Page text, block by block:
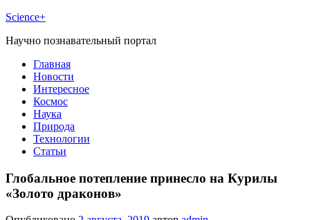
Science+
Научно познавательный портал
Главная
Новости
Интересное
Космос
Наука
Природа
Технологии
Статьи
Глобальное потепление принесло на Курилы
«Золото драконов»